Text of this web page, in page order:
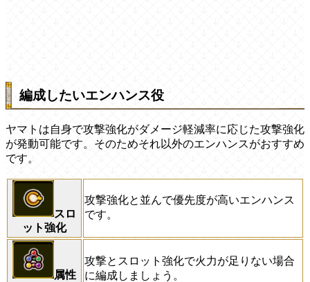
編成したいエンハンス役
ヤマトは自身で攻撃強化がダメージ軽減率に応じた攻撃強化
が発動可能です。そのためそれ以外のエンハンスがおすすめ
です。
スロ
ット強化
攻撃強化と並んで優先度が高いエンハンス
です。
属性
攻撃とスロット強化で火力が足りない場合
に編成しましょう。